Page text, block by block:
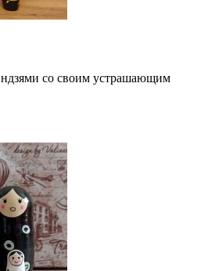
со своим устрашающим